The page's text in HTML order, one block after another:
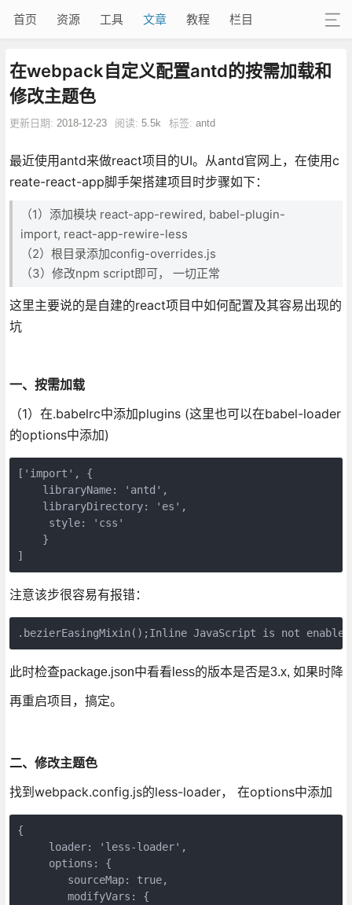
首页 资源 工具 文章 教程 栏目
在webpack自定义配置antd的按需加载和
修改主题色
更新日期: 2018-12-23 阅读: 5.5k 标签: antd
最近使用antd来做react项目的UI。从antd官网上，在使用c
reate-react-app脚手架搭建项目时步骤如下：
（1）添加模块 react-app-rewired, babel-plugin-
import, react-app-rewire-less
（2）根目录添加config-overrides.js
（3）修改npm script即可， 一切正常
这里主要说的是自建的react项目中如何配置及其容易出现的
坑
一、按需加载
（1）在.babelrc中添加plugins (这里也可以在babel-loader
的options中添加)
['import', {
    libraryName: 'antd',
    libraryDirectory: 'es',
     style: 'css'
    }
]
注意该步很容易有报错：
.bezierEasingMixin();Inline JavaScript is not
此时检查package.json中看看less的版本是否是3.x, 如果时降
再重启项目，搞定。
二、修改主题色
找到webpack.config.js的less-loader， 在options中添加
{
     loader: 'less-loader',
     options: {
        sourceMap: true,
        modifyVars: {